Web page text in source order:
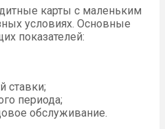
карты с маленьким
условиях. Основные
показателей:
ставки;
периода;
обслуживание.